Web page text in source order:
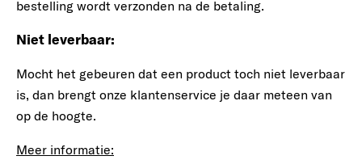
bestelling wordt verzonden na de betaling.
Niet leverbaar:
Mocht het gebeuren dat een product toch niet leverbaar
is, dan brengt onze klantenservice je daar meteen van
op de hoogte.
Meer informatie: